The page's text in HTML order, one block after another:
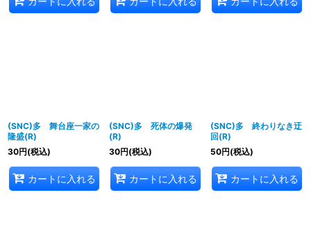
(SNC)多 舞台座一家の
隆盛(R)
30円(税込)
カートに入れる
(SNC)多 死体の爆発
(R)
30円(税込)
カートに入れる
(SNC)多 終わりなき迂
回(R)
50円(税込)
カートに入れる